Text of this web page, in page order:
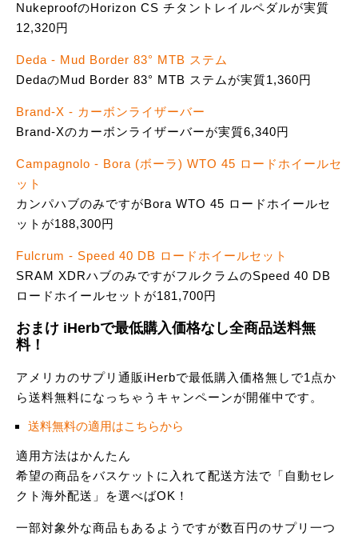
NukeproofのHorizon CS チタントレイルペダルが実質
12,320円
Deda - Mud Border 83° MTB ステム
DedaのMud Border 83° MTB ステムが実質1,360円
Brand-X - カーボンライザーバー
Brand-Xのカーボンライザーバーが実質6,340円
Campagnolo - Bora (ボーラ) WTO 45 ロードホイールセ
ット
カンパハブのみですがBora WTO 45 ロードホイールセ
ットが188,300円
Fulcrum - Speed 40 DB ロードホイールセット
SRAM XDRハブのみですがフルクラムのSpeed 40 DB
ロードホイールセットが181,700円
おまけ iHerbで最低購入価格なし全商品送料無
料！
アメリカのサプリ通販iHerbで最低購入価格無しで1点か
ら送料無料になっちゃうキャンペーンが開催中です。
送料無料の適用はこちらから
適用方法はかんたん
希望の商品をバスケットに入れて配送方法で「自動セレ
クト海外配送」を選べばOK！
一部対象外な商品もあるようですが数百円のサプリ一つ